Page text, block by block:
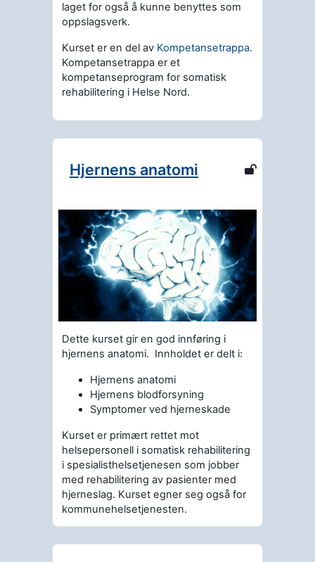
laget for også å kunne benyttes som
oppslagsverk.
Kurset er en del av Kompetansetrappa.
Kompetansetrappa er et
kompetanseprogram for somatisk
rehabilitering i Helse Nord.
Hjernens anatomi
Dette kurset gir en god innføring i
hjernens anatomi. Innholdet er delt i:
Hjernens anatomi
Hjernens blodforsyning
Symptomer ved hjerneskade
Kurset er primært rettet mot
helsepersonell i somatisk rehabilitering
i spesialisthelsetjenesen som jobber
med rehabilitering av pasienter med
hjerneslag. Kurset egner seg også for
kommunehelsetjenesten.